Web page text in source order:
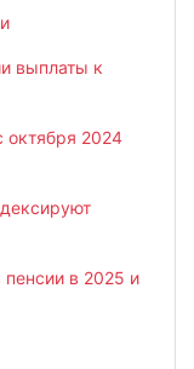
выплаты к
октября 2024
в 2025 и